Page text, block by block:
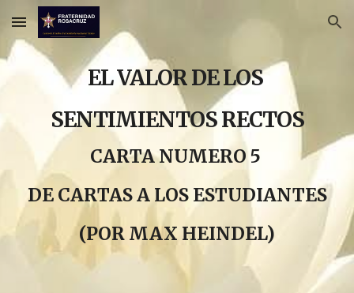
Skip to main content Skip to navigation
EL VALOR DE LOS
SENTIMIENTOS RECTOS
CARTA NUMERO 5
DE CARTAS A LOS ESTUDIANTES
(POR MAX HEINDEL)